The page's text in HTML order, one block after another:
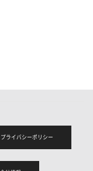
プライバシーポリシー